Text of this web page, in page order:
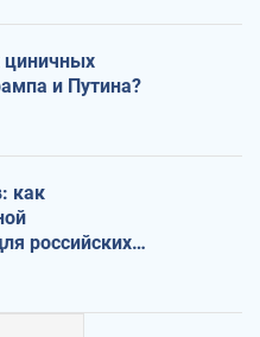
циничных
и Путина?
как
российских